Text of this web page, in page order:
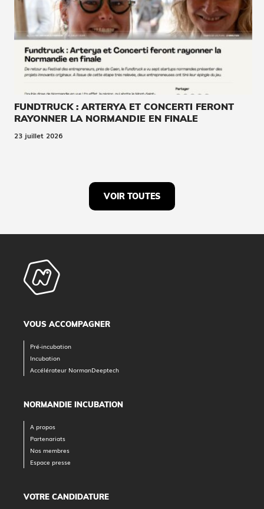
FUNDTRUCK : ARTERYA ET CONCERTI FERONT
RAYONNER LA NORMANDIE EN FINALE
23 juillet 2026
VOIR TOUTES
VOUS ACCOMPAGNER
Pré-incubation
Incubation
Accélérateur NormanDeeptech
NORMANDIE INCUBATION
A propos
Partenariats
Nos membres
Espace presse
VOTRE CANDIDATURE